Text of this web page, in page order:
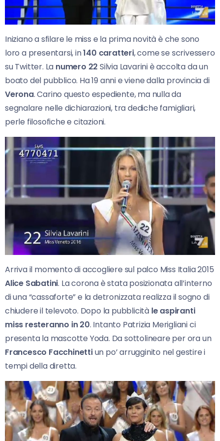
Iniziano a sfilare le miss e la prima novità è che sono
loro a presentarsi, in140 caratteri, come se scrivessero
su Twitter. La numero 22 Silvia Lavarini è accolta da un
boato del pubblico. Ha 19 anni e viene dalla provincia di
Verona. Carino questo espediente, ma nulla da
segnalare nelle dichiarazioni, tra dediche famigliari,
perle filosofiche e citazioni.
Arriva il momento di accogliere sul palco Miss Italia 2015
Alice Sabatini. La corona è stata posizionata all’interno
di una “cassaforte” e la detronizzata realizza il sogno di
chiudere il televoto. Dopo la pubblicità le aspiranti
miss resteranno in 20. Intanto Patrizia Merigliani ci
presenta la mascotte Yoda. Da sottolineare per ora un
Francesco Facchinettiun po’ arrugginito nel gestire i
tempi della diretta.